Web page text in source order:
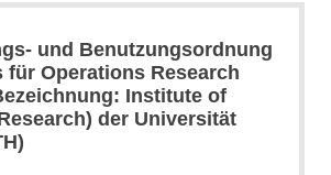
und Benutzungsordnung
für Operations Research
Institute of
der Universität